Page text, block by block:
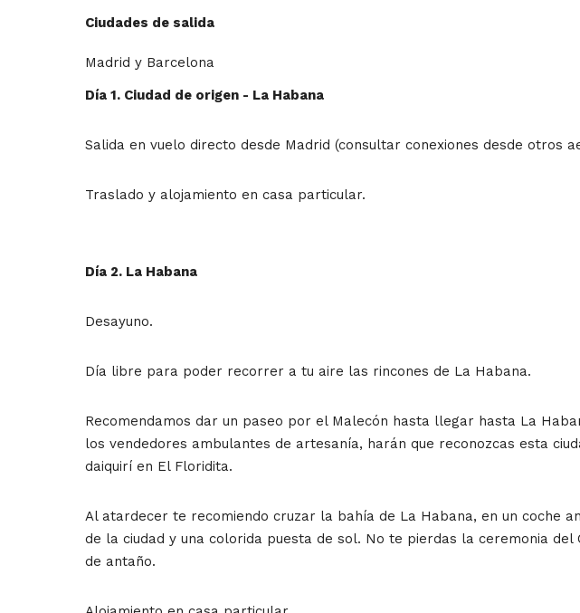
Ciudades de salida
Madrid y Barcelona
Día 1. Ciudad de origen - La Habana
Salida en vuelo directo desde Madrid (consultar conexiones desde otros
Traslado y alojamiento en casa particular.
Día 2. La Habana
Desayuno.
Día libre para poder recorrer a tu aire las rincones de La Habana.
Recomendamos dar un paseo por el Malecón hasta llegar hasta La
los vendedores ambulantes de artesanía, harán que reconozcas esta
daiquirí en El Floridita.
Al atardecer te recomiendo cruzar la bahía de La Habana, en un coche
de la ciudad y una colorida puesta de sol. No te pierdas la ceremonia
de antaño.